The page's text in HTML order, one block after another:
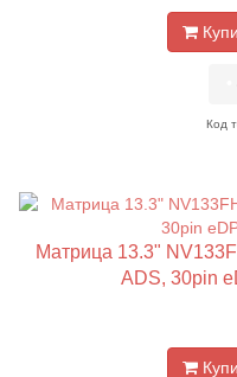
Код
Матрица 13.3"
ADS, 30pin